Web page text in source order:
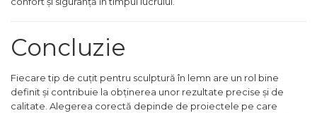
Circular
Spalatorie Auto
Masina de taiat beton
Concluzie
Fiecare tip de cuțit pentru sculptură în lemn are un rol bine
definit și contribuie la obținerea unor rezultate precise și de
calitate. Alegerea corectă depinde de proiectele pe care